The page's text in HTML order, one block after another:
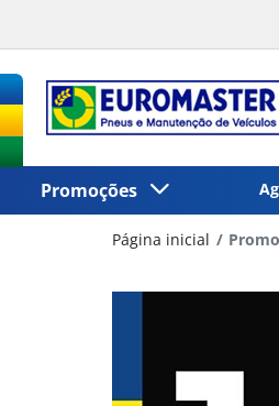
Promoções
Página inicial